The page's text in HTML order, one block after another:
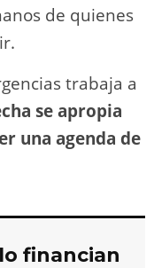
de quienes
trabaja a
se apropia
una agenda de
financian